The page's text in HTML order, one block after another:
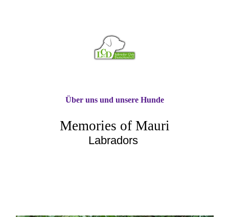
Memories of Mauri
Labradors
Über uns und unsere Hunde